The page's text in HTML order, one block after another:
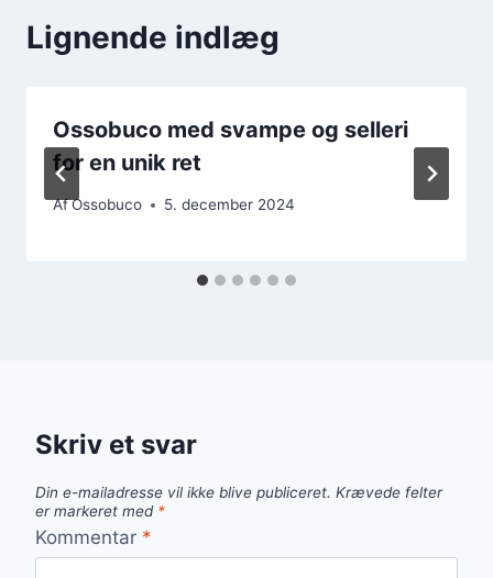
Lignende indlæg
Ossobuco med svampe og selleri
for en unik ret
AfOssobuco 5. december 2024
Skriv et svar
Din e-mailadresse vil ikke blive publiceret. Krævede felter
er markeret med *
Kommentar *